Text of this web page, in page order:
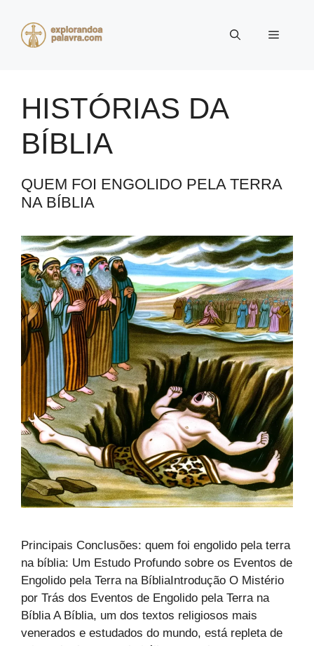
Menu
HISTÓRIAS DA
BÍBLIA
QUEM FOI ENGOLIDO PELA TERRA
NA BÍBLIA
Principais Conclusões: quem foi engolido pela terra
na bíblia: Um Estudo Profundo sobre os Eventos de
Engolido pela Terra na BíbliaIntrodução O Mistério
por Trás dos Eventos de Engolido pela Terra na
Bíblia A Bíblia, um dos textos religiosos mais
venerados e estudados do mundo, está repleta de